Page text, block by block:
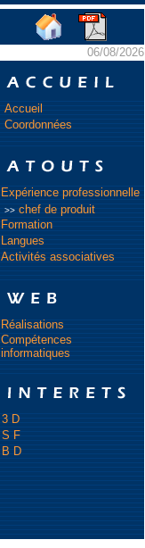
06/08/2026
Accueil
Coordonnées
Expérience professionnelle
>> chef de produit
Formation
Langues
Activités associatives
Réalisations
Compétences
informatiques
3 D
S F
B D